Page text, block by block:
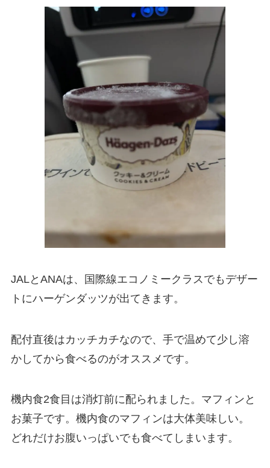
JALとANAは、国際線エコノミークラスでもデザー
トにハーゲンダッツが出てきます。
配付直後はカッチカチなので、手で温めて少し溶
かしてから食べるのがオススメです。
機内食2食目は消灯前に配られました。マフィンと
お菓子です。機内食のマフィンは大体美味しい。
どれだけお腹いっぱいでも食べてしまいます。